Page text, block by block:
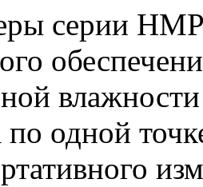
серии
по одной